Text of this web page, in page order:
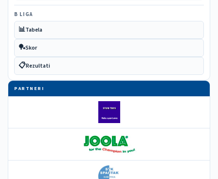
B LIGA
📊Tabela
🏓Skor
📋Rezultati
PARTNERI